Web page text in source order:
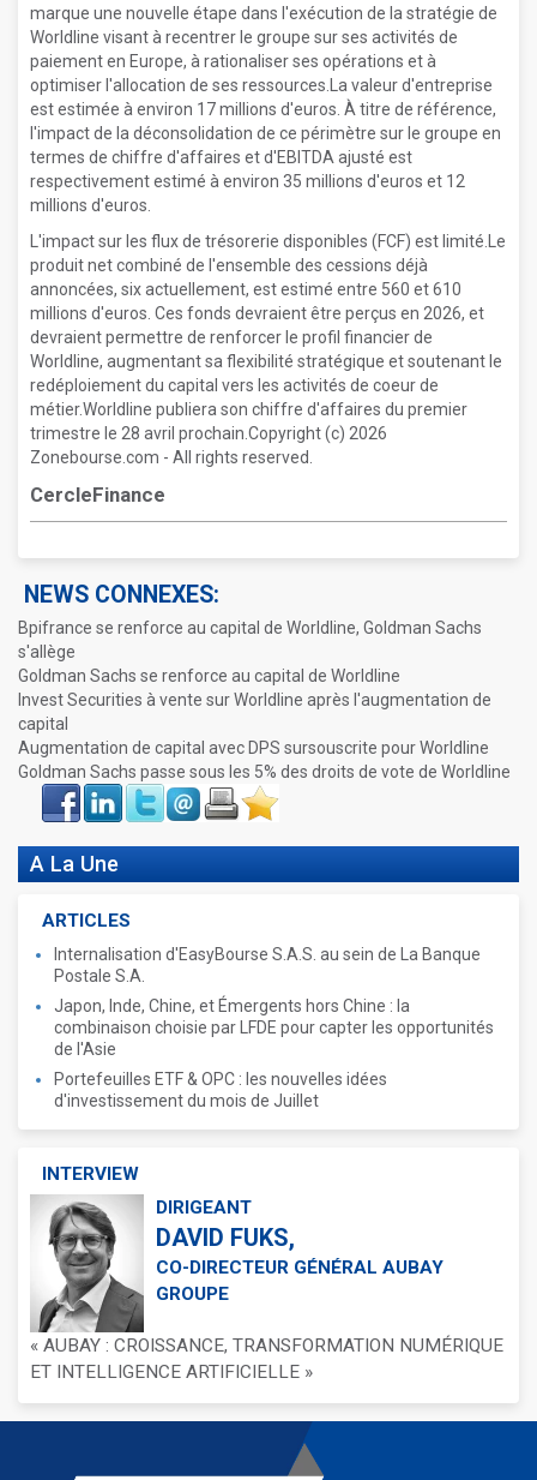
marque une nouvelle étape dans l'exécution de la stratégie de
Worldline visant à recentrer le groupe sur ses activités de
paiement en Europe, à rationaliser ses opérations et à
optimiser l'allocation de ses ressources.La valeur d'entreprise
est estimée à environ 17 millions d'euros. À titre de référence,
l'impact de la déconsolidation de ce périmètre sur le groupe en
termes de chiffre d'affaires et d'EBITDA ajusté est
respectivement estimé à environ 35 millions d'euros et 12
millions d'euros.
L'impact sur les flux de trésorerie disponibles (FCF) est limité.Le
produit net combiné de l'ensemble des cessions déjà
annoncées, six actuellement, est estimé entre 560 et 610
millions d'euros. Ces fonds devraient être perçus en 2026, et
devraient permettre de renforcer le profil financier de
Worldline, augmentant sa flexibilité stratégique et soutenant le
redéploiement du capital vers les activités de coeur de
métier.Worldline publiera son chiffre d'affaires du premier
trimestre le 28 avril prochain.Copyright (c) 2026
Zonebourse.com - All rights reserved.
CercleFinance
NEWS CONNEXES:
Bpifrance se renforce au capital de Worldline, Goldman Sachs
s'allège
Goldman Sachs se renforce au capital de Worldline
Invest Securities à vente sur Worldline après l'augmentation de
capital
Augmentation de capital avec DPS sursouscrite pour Worldline
Goldman Sachs passe sous les 5% des droits de vote de Worldline
Face
book
LinkIn Twitter Envoyer ImprimerFavoris
A La Une
ARTICLES
Internalisation d'EasyBourse S.A.S. au sein de La Banque
Postale S.A.
Japon, Inde, Chine, et Émergents hors Chine : la
combinaison choisie par LFDE pour capter les opportunités
de l'Asie
Portefeuilles ETF & OPC : les nouvelles idées
d'investissement du mois de Juillet
INTERVIEW
DIRIGEANT
DAVID FUKS,
CO-DIRECTEUR GÉNÉRAL AUBAY
GROUPE
« AUBAY : CROISSANCE, TRANSFORMATION NUMÉRIQUE
ET INTELLIGENCE ARTIFICIELLE »